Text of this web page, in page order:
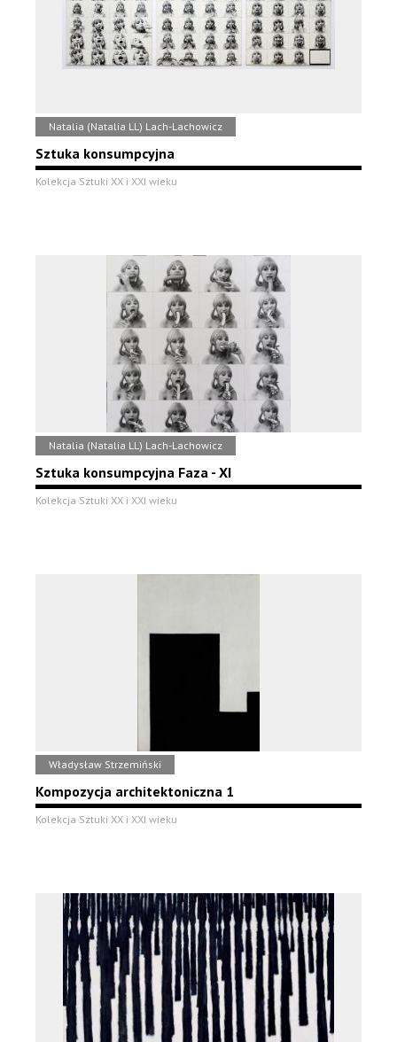
Natalia (Natalia LL) Lach-Lachowicz
Sztuka konsumpcyjna
Kolekcja Sztuki XX i XXI wieku
Natalia (Natalia LL) Lach-Lachowicz
Sztuka konsumpcyjna Faza - XI
Kolekcja Sztuki XX i XXI wieku
Władysław Strzemiński
Kompozycja architektoniczna 1
Kolekcja Sztuki XX i XXI wieku